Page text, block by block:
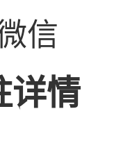
信
详情